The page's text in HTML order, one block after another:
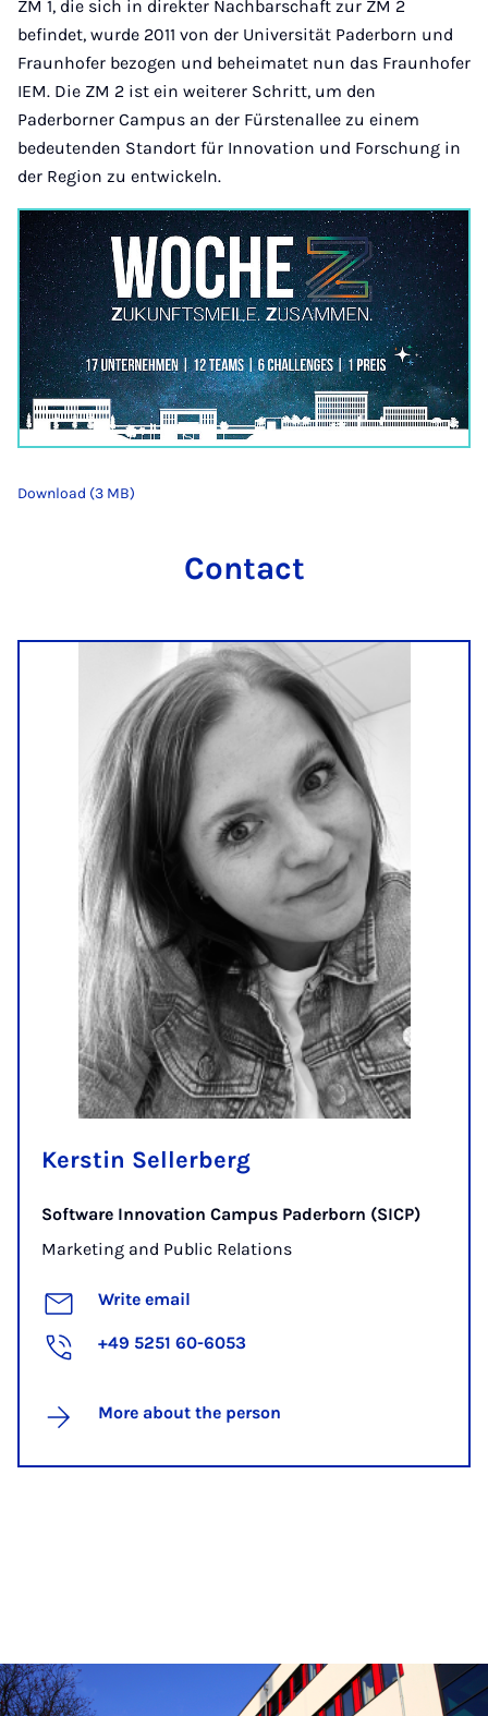
ZM 1, die sich in direkter Nachbarschaft zur ZM 2
befindet, wurde 2011 von der Universität Paderborn und
Fraunhofer bezogen und beheimatet nun das Fraunhofer
IEM. Die ZM 2 ist ein weiterer Schritt, um den
Paderborner Campus an der Fürstenallee zu einem
bedeutenden Standort für Innovation und Forschung in
der Region zu entwickeln.
Download (3 MB)
Contact
Kerstin Sellerberg
Software Innovation Campus Paderborn (SICP)
Marketing and Public Relations
Write email
+49 5251 60-6053
More about the person